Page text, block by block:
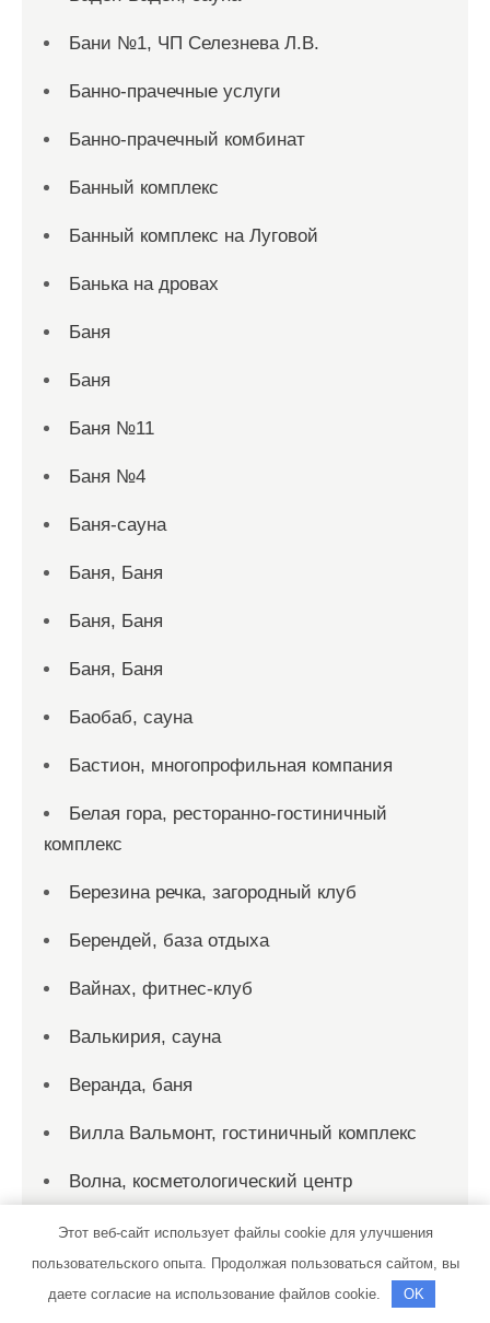
Бани №1, ЧП Селезнева Л.В.
Банно-прачечные услуги
Банно-прачечный комбинат
Банный комплекс
Банный комплекс на Луговой
Банька на дровах
Баня
Баня
Баня №11
Баня №4
Баня-сауна
Баня, Баня
Баня, Баня
Баня, Баня
Баобаб, сауна
Бастион, многопрофильная компания
Белая гора, ресторанно-гостиничный
комплекс
Березина речка, загородный клуб
Берендей, база отдыха
Вайнах, фитнес-клуб
Валькирия, сауна
Веранда, баня
Вилла Вальмонт, гостиничный комплекс
Волна, косметологический центр
Вологда, дворец спорта
Всё для дома и дачи
Этот веб-сайт использует файлы cookie для улучшения
пользовательского опыта. Продолжая пользоваться сайтом, вы
даете согласие на использование файлов cookie.
OK